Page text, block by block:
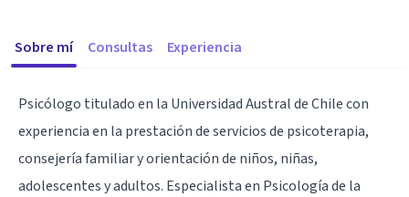
Sobre mí Consultas Experiencia
Psicólogo titulado en la Universidad Austral de Chile con
experiencia en la prestación de servicios de psicoterapia,
consejería familiar y orientación de niños, niñas,
adolescentes y adultos. Especialista en Psicología de la